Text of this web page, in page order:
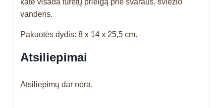
katė visada turėtų prieigą prie švaraus, šviežio
vandens.
Pakuotės dydis: 8 x 14 x 25,5 cm.
Atsiliepimai
Atsiliepimų dar nėra.